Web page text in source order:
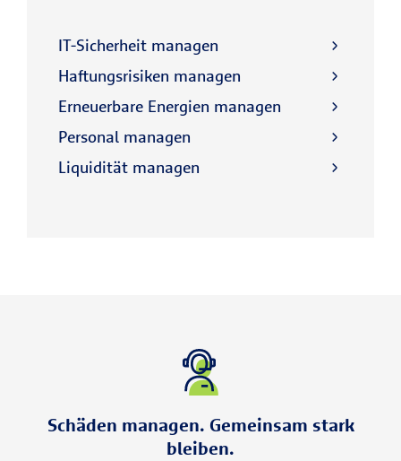
IT-Sicherheit managen
Haftungsrisiken managen
Erneuerbare Energien managen
Personal managen
Liquidität managen
Schäden managen. Gemeinsam stark
bleiben.